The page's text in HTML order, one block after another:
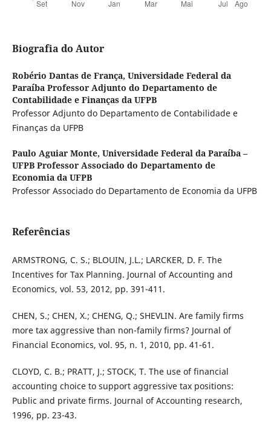
Biografia do Autor
Robério Dantas de França, Universidade Federal da
Paraíba Professor Adjunto do Departamento de
Contabilidade e Finanças da UFPB
Professor Adjunto do Departamento de Contabilidade e
Finanças da UFPB
Paulo Aguiar Monte, Universidade Federal da Paraíba –
UFPB Professor Associado do Departamento de
Economia da UFPB
Professor Associado do Departamento de Economia da UFPB
Referências
ARMSTRONG, C. S.; BLOUIN, J.L.; LARCKER, D. F. The
Incentives for Tax Planning. Journal of Accounting and
Economics, vol. 53, 2012, pp. 391-411.
CHEN, S.; CHEN, X.; CHENG, Q.; SHEVLIN. Are family firms
more tax aggressive than non-family firms? Journal of
Financial Economics, vol. 95, n. 1, 2010, pp. 41-61.
CLOYD, C. B.; PRATT, J.; STOCK, T. The use of financial
accounting choice to support aggressive tax positions:
Public and private firms. Journal of Accounting research,
1996, pp. 23-43.